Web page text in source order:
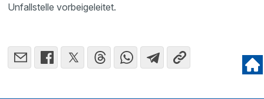
Unfallstelle vorbeigeleitet.